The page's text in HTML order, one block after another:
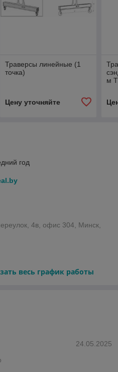
Траверсы линейные (1
точка)
Цену уточняйте
м
год
4в, офис 304, Минск,
весь график работы
24.05.2025